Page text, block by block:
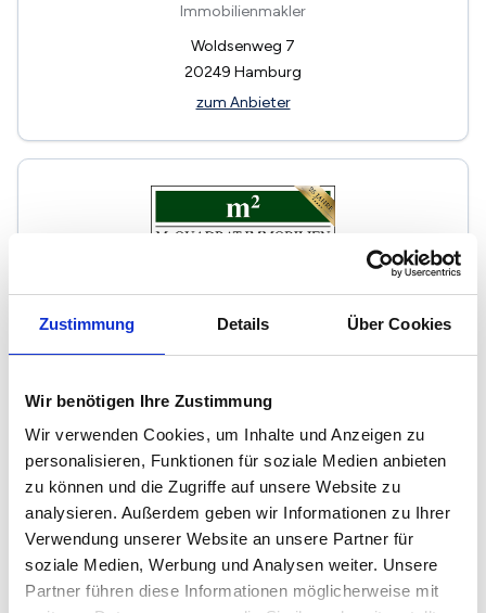
Zustimmung Details Über Cookies
Wir benötigen Ihre Zustimmung
Wir verwenden Cookies, um Inhalte und Anzeigen zu
personalisieren, Funktionen für soziale Medien anbieten
zu können und die Zugriffe auf unsere Website zu
analysieren. Außerdem geben wir Informationen zu Ihrer
Verwendung unserer Website an unsere Partner für
soziale Medien, Werbung und Analysen weiter. Unsere
Partner führen diese Informationen möglicherweise mit
Immobilienmakler
Woldsenweg 7
20249 Hamburg
zum Anbieter
m² Immobilien Segeberg
Immobilienmakler
24641Sievershütten
zum Anbieter